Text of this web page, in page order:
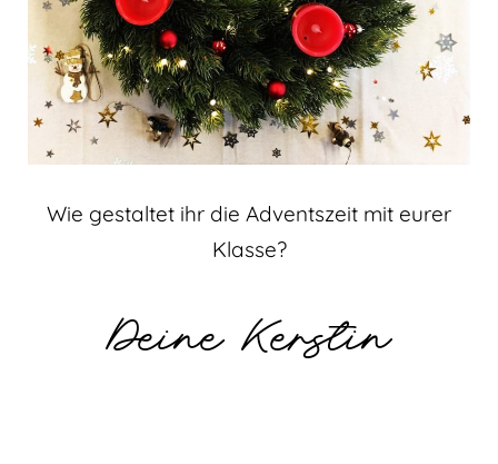
Wie gestaltet ihr die Adventszeit mit eurer
Klasse?
Deine Kerstin